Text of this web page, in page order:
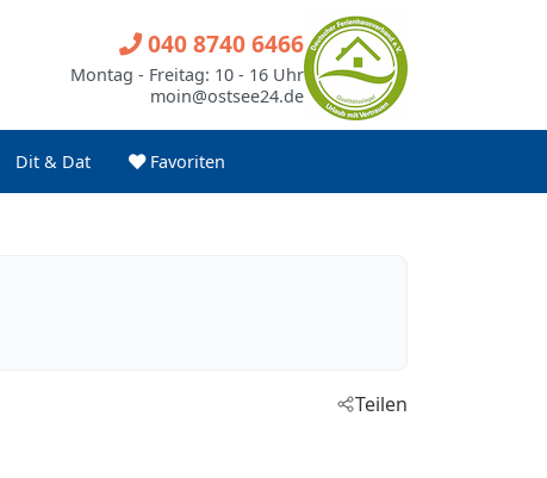
Dit & Dat Favoriten
040 8740 6466
Montag - Freitag: 10 - 16 Uhr
moin@ostsee24.de
Teilen